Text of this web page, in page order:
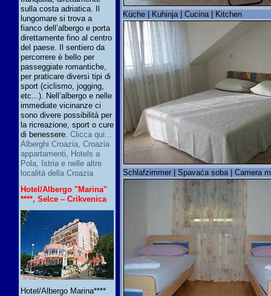
sulla costa adriatica. Il
lungomare si trova a
fianco dell’albergo e porta
direttamente fino al centro
del paese. Il sentiero da
percorrere è bello per
passeggiate romantiche,
per praticare diversi tipi di
sport (ciclismo, jogging,
etc...). Nell’albergo e nelle
immediate vicinanze ci
sono divere possibilità per
la ricreazione, sport o cure
di benessere. Clicca qui...
Alberghi Croazia, Croazia
appartamenti, Hotels a
Pola, Istria e nelle altre
località della Croazia
Hotel/Albergo "Marina"
****, Selce – Crikvenica
Hotel/Albergo Marina****
Küche | Kuhinja | Cucina | Kitchen
Schlafzimmer | Spavaća soba | Camera